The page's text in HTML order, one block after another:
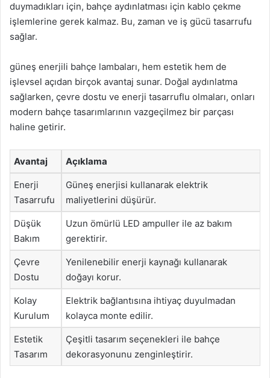
duymadıkları için, bahçe aydınlatması için kablo çekme
işlemlerine gerek kalmaz. Bu, zaman ve iş gücü tasarrufu
sağlar.
güneş enerjili bahçe lambaları, hem estetik hem de
işlevsel açıdan birçok avantaj sunar. Doğal aydınlatma
sağlarken, çevre dostu ve enerji tasarruflu olmaları, onları
modern bahçe tasarımlarının vazgeçilmez bir parçası
haline getirir.
Avantaj Açıklama
Enerji
Tasarrufu
Güneş enerjisi kullanarak elektrik
maliyetlerini düşürür.
Düşük
Bakım
Uzun ömürlü LED ampuller ile az bakım
gerektirir.
Çevre
Dostu
Yenilenebilir enerji kaynağı kullanarak
doğayı korur.
Kolay
Kurulum
Elektrik bağlantısına ihtiyaç duyulmadan
kolayca monte edilir.
Estetik
Tasarım
Çeşitli tasarım seçenekleri ile bahçe
dekorasyonunu zenginleştirir.